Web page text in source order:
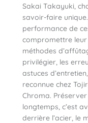
Sakai Takayuki,
savoir-faire
performance de
compromettre leur
méthodes
privilégier, les
astuces
reconnue chez
Chroma.
longtemps, c’est
derrière l’acier, le